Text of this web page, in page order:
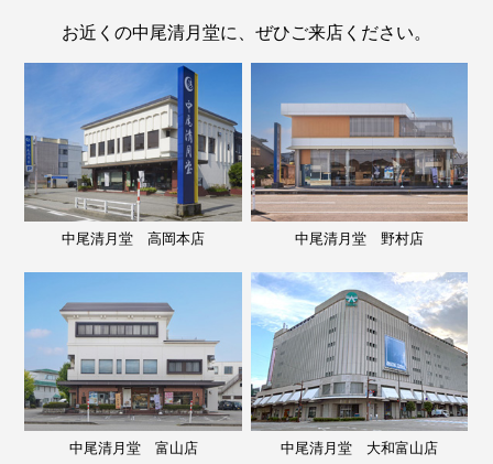
お近くの中尾清月堂に、ぜひご来店ください。
中尾清月堂 高岡本店 中尾清月堂 野村店
中尾清月堂 富山店 中尾清月堂 大和富山店